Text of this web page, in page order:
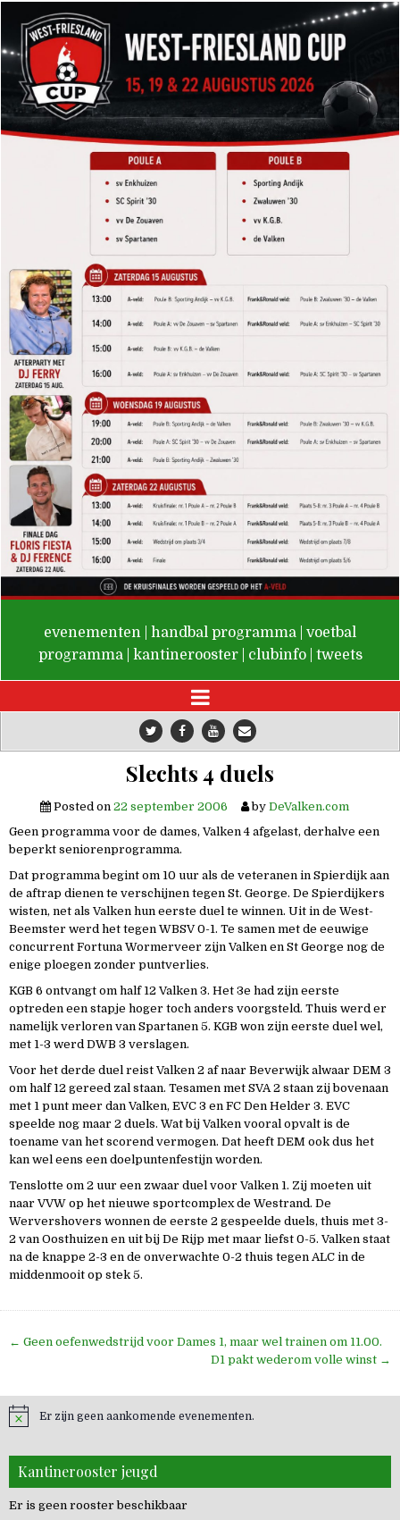
De Valken
evenementen handbal programma
voetbal
programma
kantinerooster clubinfo tweets
Slechts 4 duels
Posted on 22 september 2006 by DeValken.com
Geen programma voor de dames, Valken 4 afgelast, derhalve een
beperkt seniorenprogramma.
Dat programma begint om 10 uur als de veteranen in Spierdijk aan
de aftrap dienen te verschijnen tegen St. George. De Spierdijkers
wisten, net als Valken hun eerste duel te winnen. Uit in de West-
Beemster werd het tegen WBSV 0-1. Te samen met de eeuwige
concurrent Fortuna Wormerveer zijn Valken en St George nog de
enige ploegen zonder puntverlies.
KGB 6 ontvangt om half 12 Valken 3. Het 3e had zijn eerste
optreden een stapje hoger toch anders voorgsteld. Thuis werd er
namelijk verloren van Spartanen 5. KGB won zijn eerste duel wel,
met 1-3 werd DWB 3 verslagen.
Voor het derde duel reist Valken 2 af naar Beverwijk alwaar DEM 3
om half 12 gereed zal staan. Tesamen met SVA 2 staan zij bovenaan
met 1 punt meer dan Valken, EVC 3 en FC Den Helder 3. EVC
speelde nog maar 2 duels. Wat bij Valken vooral opvalt is de
toename van het scorend vermogen. Dat heeft DEM ook dus het
kan wel eens een doelpuntenfestijn worden.
Tenslotte om 2 uur een zwaar duel voor Valken 1. Zij moeten uit
naar VVW op het nieuwe sportcomplex de Westrand. De
Wervershovers wonnen de eerste 2 gespeelde duels, thuis met 3-
2 van Oosthuizen en uit bij De Rijp met maar liefst 0-5. Valken staat
na de knappe 2-3 en de onverwachte 0-2 thuis tegen ALC in de
middenmooit op stek 5.
Bericht
← Geen oefenwedstrijd voor Dames 1, maar wel trainen om 11.00.
D1 pakt wederom volle winst →
Er zijn geen aankomende evenementen.
Kantinerooster jeugd
Er is geen rooster beschikbaar